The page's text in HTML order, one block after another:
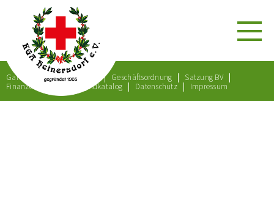
Gartenordnung Satzung Geschäftsordnung
Satzung BV
Finanzordnung
Bußgeldkatalog Datenschutz Impressum